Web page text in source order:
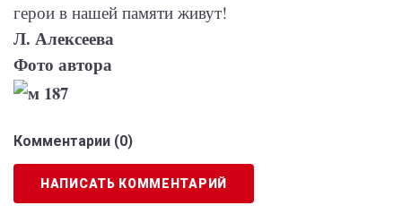
герои в нашей памяти живут!
Л. Алексеева
Фото автора
Комментарии (0)
НАПИСАТЬ КОММЕНТАРИЙ